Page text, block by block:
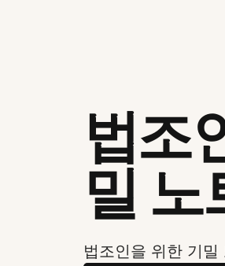
법조
밀 노
법조인을 위한 기